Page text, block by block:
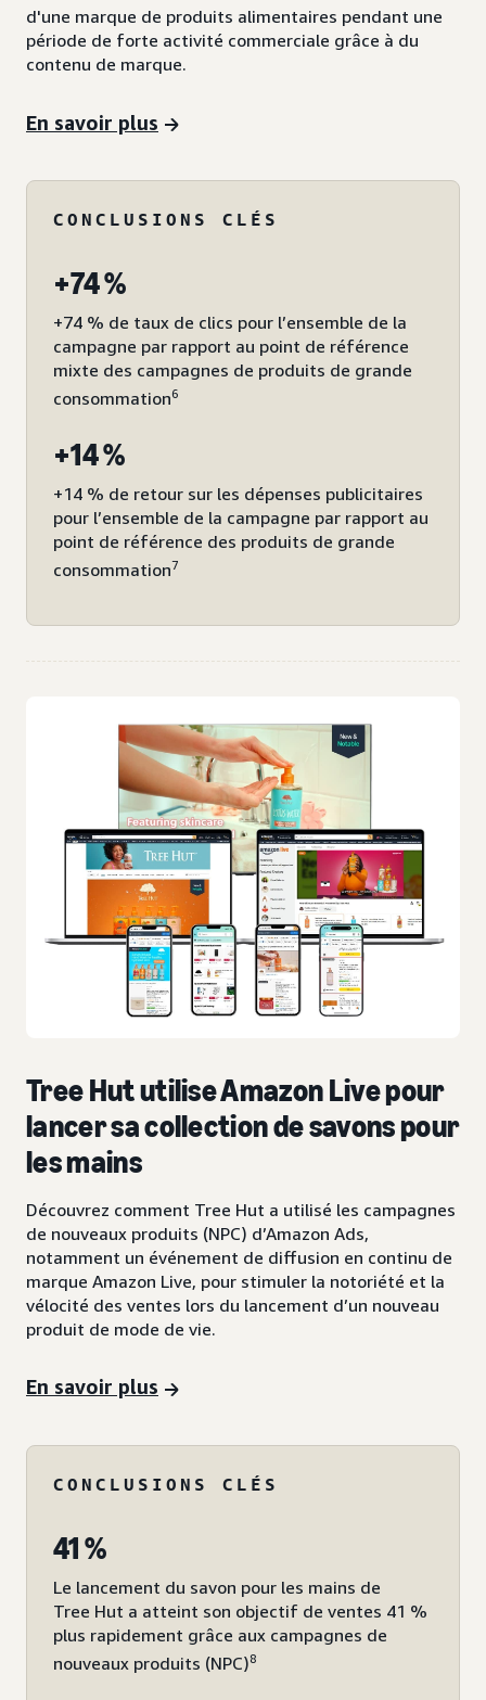
d'une marque de produits alimentaires pendant une
période de forte activité commerciale grâce à du
contenu de marque.
En savoir plus
CONCLUSIONS CLÉS
+74 %
+74 % de taux de clics pour l’ensemble de la
campagne par rapport au point de référence
mixte des campagnes de produits de grande
consommation6
+14 %
+14 % de retour sur les dépenses publicitaires
pour l’ensemble de la campagne par rapport au
point de référence des produits de grande
consommation7
Tree Hut utilise Amazon Live pour
lancer sa collection de savons pour
les mains
Découvrez comment Tree Hut a utilisé les campagnes
de nouveaux produits (NPC) d’Amazon Ads,
notamment un événement de diffusion en continu de
marque Amazon Live, pour stimuler la notoriété et la
vélocité des ventes lors du lancement d’un nouveau
produit de mode de vie.
En savoir plus
CONCLUSIONS CLÉS
41 %
Le lancement du savon pour les mains de
Tree Hut a atteint son objectif de ventes 41 %
plus rapidement grâce aux campagnes de
nouveaux produits (NPC)8